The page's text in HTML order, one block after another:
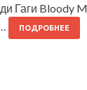
Гаги Bloody
ПОДРОБНЕЕ